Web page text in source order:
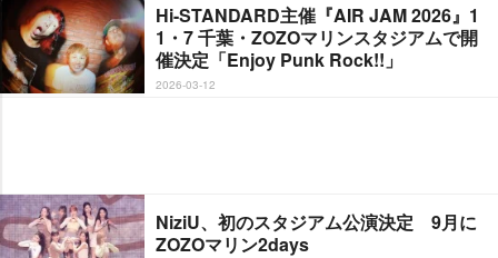
Hi-STANDARD主催『AIR JAM 2026』1
1・7 千葉・ZOZOマリンスタジアムで開
催決定「Enjoy Punk Rock!!」
2026-03-12
NiziU、初のスタジアム公演決定 9月に
ZOZOマリン2days